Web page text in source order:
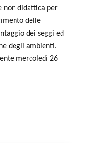
non didattica per
delle
dei seggi ed
degli ambienti.
mercoledì 26